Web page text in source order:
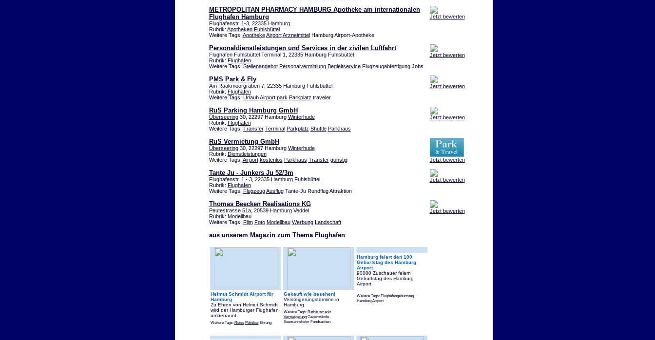
Jetzt bewerten
METROPOLITAN PHARMACY HAMBURG Apotheke am internationalen
Flughafen Hamburg
Flughafenstr. 1-3, 22335 Hamburg
Rubrik: Apotheken Fuhlsbüttel
Weitere Tags: Apotheke Airport ArzneimittelHamburg Airport-Apotheke
Jetzt bewerten
Personaldienstleistungen und Services in der zivilen Luftfahrt
Flughafen Fuhlsbüttel Terminal 1, 22335 Hamburg Fuhlsbüttel
Rubrik: Flughafen
Weitere Tags: Stellenangebot Personalvermittlung BegleitserviceFlugzeugabfertigung Jobs
Jetzt bewerten
PMS Park & Fly
Am Raakmoorgraben 7, 22335 Hamburg Fuhlsbüttel
Rubrik: Flughafen
Weitere Tags: Urlaub Airport park Parkplatz traveler
Jetzt bewerten
RuS Parking Hamburg GmbH
Überseering30, 22297 Hamburg Winterhude
Rubrik: Flughafen
Weitere Tags: Transfer Terminal Parkplatz Shuttle Parkhaus
Jetzt bewerten
RuS Vermietung GmbH
Überseering30, 22297 Hamburg Winterhude
Rubrik: Dienstleistungen
Weitere Tags: Airport kostenlos Parkhaus Transfer günstig
Jetzt bewerten
Tante Ju - Junkers Ju 52/3m
Flughafenstr. 1 - 3, 22335 Hamburg Fuhlsbüttel
Rubrik: Flughafen
Weitere Tags: Flugzeug AusflugTante-Ju Rundflug Attraktion
Jetzt bewerten
Thomas Beecken Realisations KG
Peutestrasse 51a, 20539 Hamburg Veddel
Rubrik: Modellbau
Weitere Tags: Film Foto Modellbau Werbung Landschaft
aus unserem Magazinzum Thema Flughafen
Helmut Schmidt Airport für
Hamburg
Zu Ehren von Helmut Schmidt
wird der Hamburger Flughafen
umbenannt.
Weitere Tags: Reise PolitikerEhrung
Gekauft wie besehen!
Versteigerungstermine in
Hamburg
Weitere Tags: Rathausmarkt
VersteigerungGegenstände
Seemannsheim Fundsachen
Hamburg feiert den 100.
Geburtstag des Hamburg
Airport
90000 Zuschauer feiern
Geburtstag des Hamburg
Airport
Weitere Tags: Flughafengeburtstag
HamburgAirport